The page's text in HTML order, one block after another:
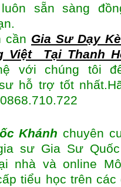
sẵn sàng
cần Gia Sư Dạy
Việt Tại Thanh
với chúng tôi
hỗ trợ tốt
Khánhchuyên
sư Gia Sư Quốc
nhà và online
tiểu học trên các